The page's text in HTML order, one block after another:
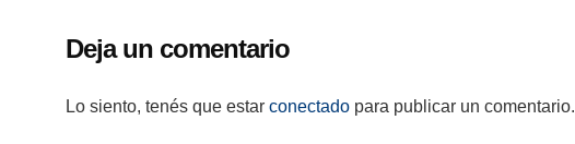
Deja un comentario
Lo siento, tenés que estar conectado para publicar un comentario.